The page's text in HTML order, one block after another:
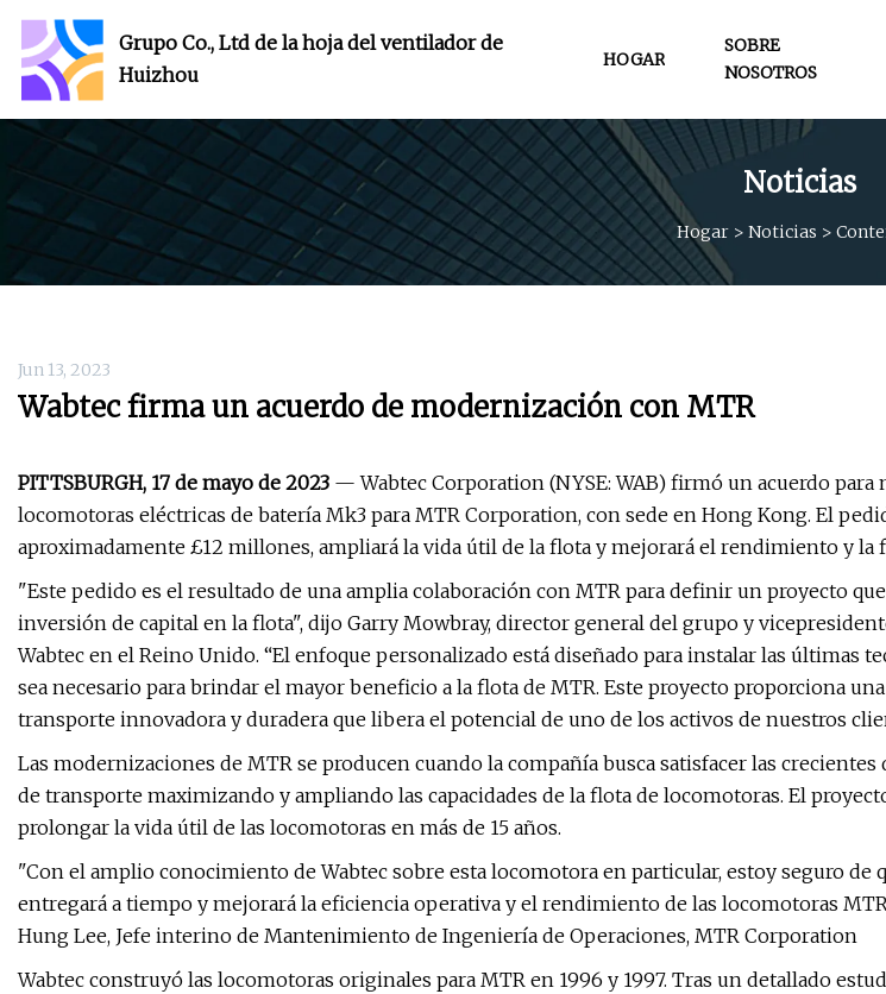
Grupo Co., Ltd de la hoja del ventilador de
Huizhou
HOGAR
SOBRE
NOSOTROS
Noticias
Hogar > Noticias >
Jun 13, 2023
Wabtec firma un acuerdo de modernización con MTR
PITTSBURGH, 17 de mayo de 2023 — Wabtec Corporation (NYSE: WAB) firmó un acuerdo para
locomotoras eléctricas de batería Mk3 para MTR Corporation, con sede en Hong Kong. El
aproximadamente £12 millones, ampliará la vida útil de la flota y mejorará el rendimiento y la
"Este pedido es el resultado de una amplia colaboración con MTR para definir un proyecto
inversión de capital en la flota", dijo Garry Mowbray, director general del grupo y
Wabtec en el Reino Unido. “El enfoque personalizado está diseñado para instalar las últimas
sea necesario para brindar el mayor beneficio a la flota de MTR. Este proyecto proporciona
transporte innovadora y duradera que libera el potencial de uno de los activos de nuestros
Las modernizaciones de MTR se producen cuando la compañía busca satisfacer las crecientes
de transporte maximizando y ampliando las capacidades de la flota de locomotoras. El
prolongar la vida útil de las locomotoras en más de 15 años.
"Con el amplio conocimiento de Wabtec sobre esta locomotora en particular, estoy seguro de
entregará a tiempo y mejorará la eficiencia operativa y el rendimiento de las locomotoras
Hung Lee, Jefe interino de Mantenimiento de Ingeniería de Operaciones, MTR Corporation
Wabtec construyó las locomotoras originales para MTR en 1996 y 1997. Tras un detallado